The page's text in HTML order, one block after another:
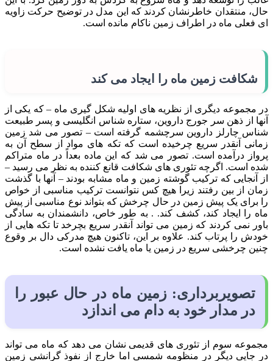
حال، منتقدان خاطرنشان کردند که این مدل در توضیح حرکت زاویه
ای فعلی ماه در اطراف زمین ناکام مانده است.
شکافت زمین ماه را ایجاد می کند
در مجموعه دیگری از نظریه های اولیه شکل گیری ماه – که یکی از
آنها از ذهن سر جورج داروین، ستاره شناس انگلیسی و پسر طبیعت
شناس چارلز داروین سرچشمه گرفته است – تصور می شد زمین
زمانی آنقدر سریع چرخیده است که تکه های مواد از سطح آن به
پرواز درآمده است. تصور می شد که این ماده بعداً در ماه متراکم
شده است. اگرچه تئوری های شکافت قانع کننده به نظر می رسید –
از آنجایی که ترکیب گوشته زمین و ماه مشابه بودند – آنها با گذشت
زمان از بین رفتند زیرا هیچ کس نتوانست ترکیب مناسبی از خواص
را برای یک پیش زمین در حال چرخش که بتواند نوع مناسبی از پیش
ماه را ایجاد کند، کشف کند. . به طور خاص، دانشمندان به سادگی
باور نمی کردند که زمین می تواند آنقدر سریع بچرخد تا تکه هایی از
خودش را پرتاب کند. علاوه بر این، تاکنون هیچ مدرکی دال بر وقوع
چنین چرخشی سریع در زمین یا ماه یافت نشده است.
تصویربرداری: زمین ماه در حال عبور را
در مدار خود به دام می اندازد
مجموعه سوم از تئوری های قدیمی نشان می دهد که ماه می تواند
در جایی دیگر در منظومه شمسی اما خارج از نفوذ گرانشی زمین